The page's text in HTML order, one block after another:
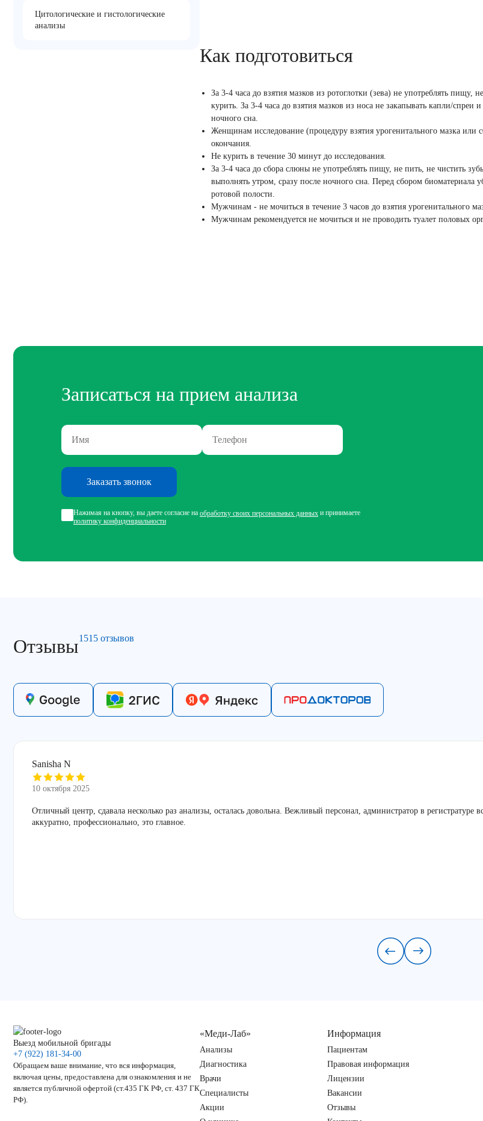
Цитологические и гистологические
анализы
Как подготовиться
За 3-4 часа до взятия мазков из ротоглотки (зева) не употреблять пищу,
курить. За 3-4 часа до взятия мазков из носа не закапывать капли/
ночного сна.
Женщинам исследование (процедуру взятия урогенитального мазка или
окончания.
Не курить в течение 30 минут до исследования.
За 3-4 часа до сбора слюны не употреблять пищу, не пить, не чистить
выполнять утром, сразу после ночного сна. Перед сбором биоматериала
ротовой полости.
Мужчинам - не мочиться в течение 3 часов до взятия урогенитального
Мужчинам рекомендуется не мочиться и не проводить туалет половых
Записаться на прием анализа
Заказать звонок
Нажимая на кнопку, вы даете согласие на обработку своих персональных данных и принимаете
политику конфиденциальности
Отзывы1515 отзывов
Sanisha N
10 октября 2025
Отличный центр, сдавала несколько раз анализы, осталась довольна. Вежливый персонал, администратор в регистратуре
аккуратно, профессионально, это главное.
Выезд мобильной бригады
+7 (922) 181-34-00
Обращаем ваше внимание, что вся информация,
включая цены, предоставлена для ознакомления и не
является публичной офертой (ст.435 ГК РФ, ст. 437 ГК
РФ).
«Меди-Лаб»
Анализы
Диагностика
Врачи
Специалисты
Акции
Информация
Пациентам
Правовая информация
Лицензии
Вакансии
Отзывы